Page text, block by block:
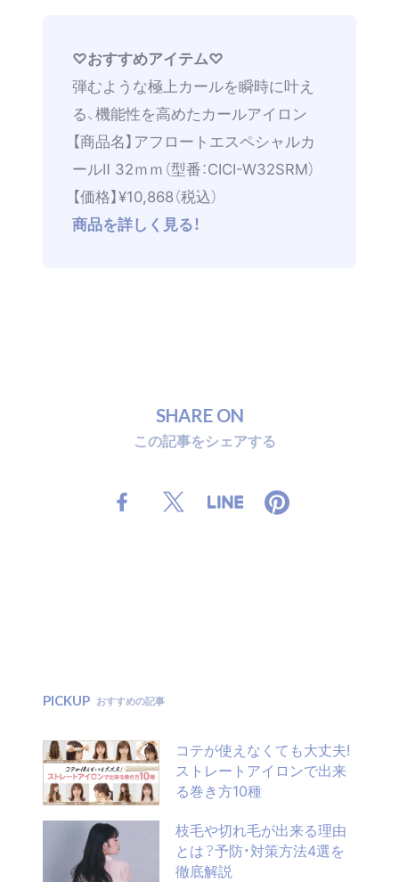
♡おすすめアイテム♡
弾むような極上カールを瞬時に叶え
る、機能性を高めたカールアイロン
【商品名】アフロートエスペシャルカ
ールⅡ 32ｍｍ（型番：CICI-W32SRM）
【価格】¥10,868（税込）
商品を詳しく見る！
SHARE ON
こ の記事をシェアする
PICKUP おすすめの記事
コテが使えなくても大丈夫!
ストレートアイロンで出来
る巻き方10種
枝毛や切れ毛が出来る理由
とは？予防・対策方法4選を
徹底解説